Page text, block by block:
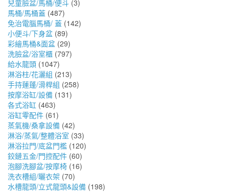
兒童臉盆/馬桶/便斗 (3)
馬桶/馬桶蓋 (487)
免治電腦馬桶/ 蓋 (142)
小便斗/下身盆 (89)
彩繪馬桶&面盆 (29)
洗臉盆/浴室櫃 (797)
給水龍頭 (1047)
淋浴柱/花灑組 (213)
手持蓮蓬/滑桿組 (258)
按摩浴缸/設備 (131)
各式浴缸 (463)
浴缸零配件 (61)
蒸氣機/桑拿設備 (42)
淋浴/蒸氣/整體浴室 (33)
淋浴拉門/底盆門檻 (120)
鉸鏈五金/門控配件 (60)
泡腳洗腳盆/按摩椅 (16)
洗衣槽組/曬衣架 (70)
水槽龍頭/立式龍頭&設備 (198)